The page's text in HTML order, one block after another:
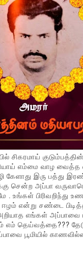
சிகரமாய்
எம்மை வாழ
கேளாது இரு பத்து
சென்ற அப்பா
. உங்கள் பிரிவறிந்து
என்று சண்டை
எங்கள் அப்பாவை
தெய்வத்தை???
பூமியில்